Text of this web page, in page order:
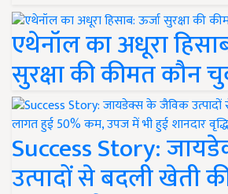
एथेनॉल का अधूरा
सुरक्षा की कीमत कौन
Success Story:
उत्पादों से बदली खेती